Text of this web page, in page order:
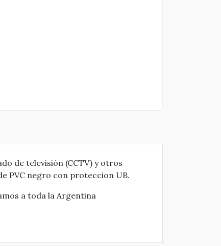
de televisión (CCTV) y otros
PVC negro con proteccion UB.
a toda la Argentina